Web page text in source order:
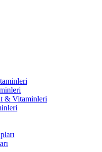
& Vitaminleri